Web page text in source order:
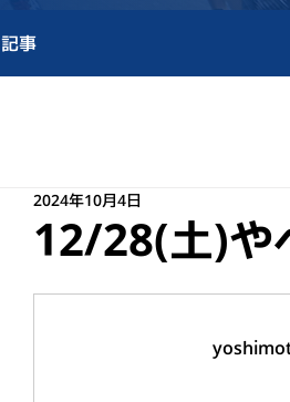
記事
12/28(土)や
2024年10月4日